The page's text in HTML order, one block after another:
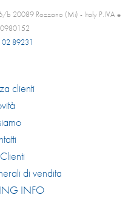
b 20089 Rozzano (Mi) - Italy P.IVA e
89231
clienti
di vendita
INFO